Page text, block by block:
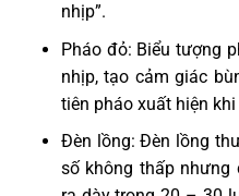
nhịp”.
Pháo đỏ: Biểu tượng
nhịp, tạo cảm giác
tiên pháo xuất hiện
Đèn lồng: Đèn lồng
số không thấp nhưng